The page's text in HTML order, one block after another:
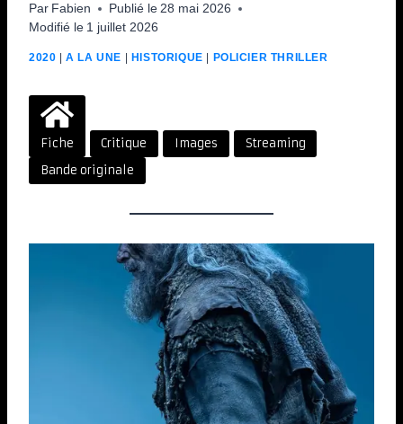
Par Fabien Publié le 28 mai 2026
Modifié le 1 juillet 2026
2020 |A LA UNE | HISTORIQUE | POLICIER THRILLER
Fiche Critique Images
Streaming
Bande originale